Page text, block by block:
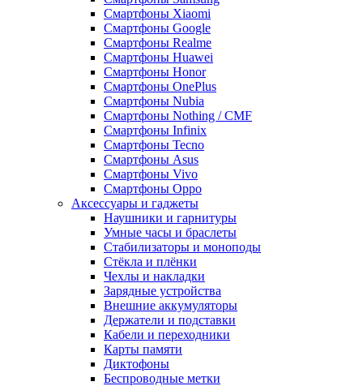
Смартфоны Xiaomi
Смартфоны Google
Смартфоны Realme
Смартфоны Huawei
Смартфоны Honor
Смартфоны OnePlus
Смартфоны Nubia
Смартфоны Nothing / CMF
Смартфоны Infinix
Смартфоны Tecno
Смартфоны Asus
Смартфоны Vivo
Смартфоны Oppo
Аксессуары и гаджеты
Наушники и гарнитуры
Умные часы и браслеты
Стабилизаторы и моноподы
Стёкла и плёнки
Чехлы и накладки
Зарядные устройства
Внешние аккумуляторы
Держатели и подставки
Кабели и переходники
Карты памяти
Диктофоны
Беспроводные метки